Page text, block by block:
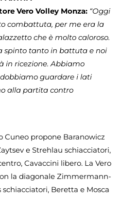
Vero Volley Monza: “Oggi
combattuta, per me era la
che è molto caloroso.
spinto tanto in battuta e noi
in ricezione. Abbiamo
guardare i lati
alla partita contro
Cuneo propone Baranowicz
e Strehlau schiacciatori,
Cavaccini libero. La Vero
la diagonale Zimmermann-
schiacciatori, Beretta e Mosca